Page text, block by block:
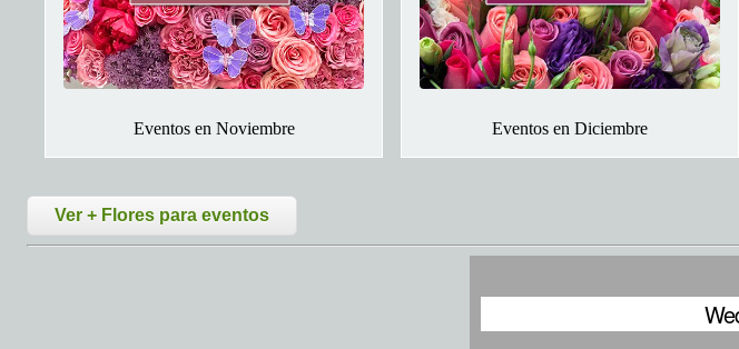
Eventos en Noviembre Eventos en Diciembre
Ver + Flores para eventos